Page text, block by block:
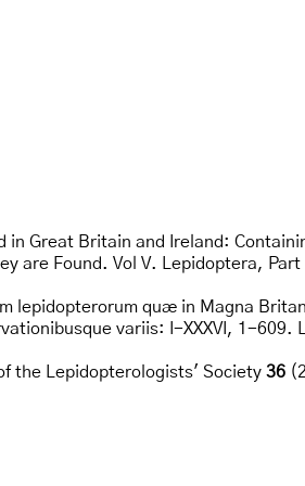
Great Britain and Ireland:
are Found. Vol V. Lepidoptera,
lepidopterorum quæ in Magna
variis: I-XXXVI, 1-609.
the Lepidopterologists' Society 36